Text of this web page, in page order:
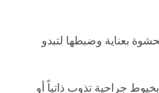
بعناية وضبطها لتبدو
جراحية تذوب ذاتياً أو